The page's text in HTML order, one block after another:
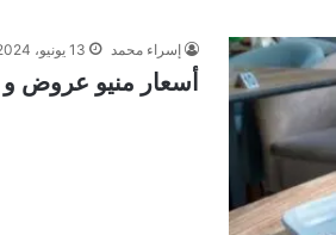
إسراء محمد 13 يونيو، 2024
أسعار منيو عروض و